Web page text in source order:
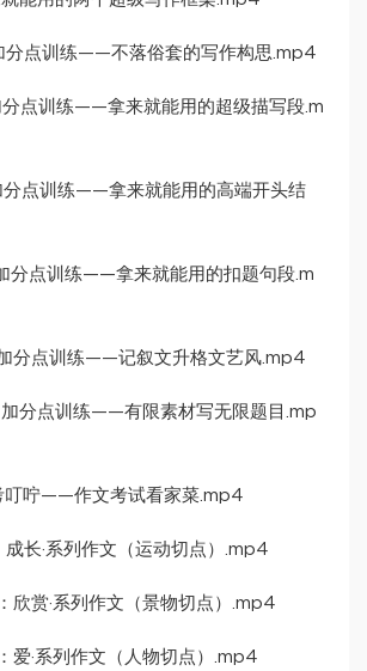
点训练——不落俗套的写作构思.mp4
点训练——拿来就能用的超级描写段.m
点训练——拿来就能用的高端开头结
分点训练——拿来就能用的扣题句段.m
分点训练——记叙文升格文艺风.mp4
分点训练——有限素材写无限题目.mp
叮咛——作文考试看家菜.mp4
成长·系列作文（运动切点）.mp4
欣赏·系列作文（景物切点）.mp4
爱·系列作文（人物切点）.mp4